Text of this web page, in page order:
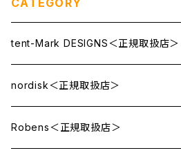
CATEGORY
tent-Mark DESIGNS＜正規取扱店＞
nordisk＜正規取扱店＞
Robens＜正規取扱店＞